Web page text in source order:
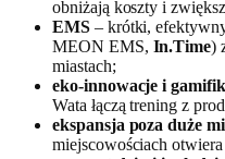
obniżają koszty i
EMS– krótki,
MEON EMS, In.Time)
miastach;
eko‑innowacje i
Wata łączą trening z
ekspansja poza duże
miejscowościach